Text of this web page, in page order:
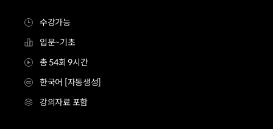
수강가능
입문~기초
총 54회 9시간
한국어 [자동생성]
강의자료 포함